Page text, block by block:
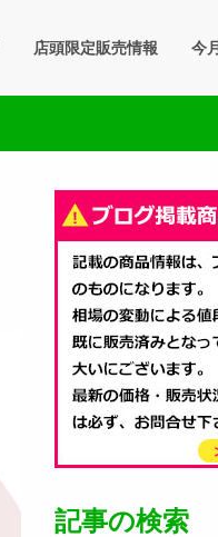
店頭限定販売情報 今
記事の検索